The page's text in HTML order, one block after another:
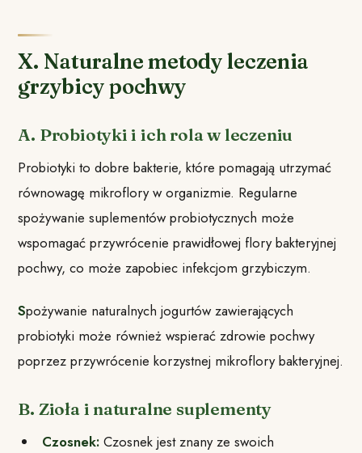
X. Naturalne metody leczenia
grzybicy pochwy
A. Probiotyki i ich rola w leczeniu
Probiotyki to dobre bakterie, które pomagają utrzymać
równowagę mikroflory w organizmie. Regularne
spożywanie suplementów probiotycznych może
wspomagać przywrócenie prawidłowej flory bakteryjnej
pochwy, co może zapobiec infekcjom grzybiczym.
Spożywanie naturalnych jogurtów zawierających
probiotyki może również wspierać zdrowie pochwy
poprzez przywrócenie korzystnej mikroflory bakteryjnej.
B. Zioła i naturalne suplementy
Czosnek:Czosnek jest znany ze swoich